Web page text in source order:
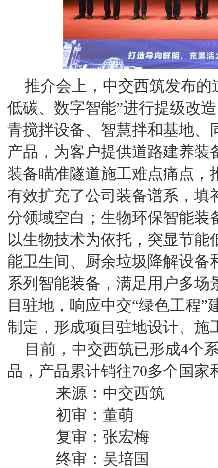
推介会上，中交西筑发布的
低碳、数字智能”进行提级改
青搅拌设备、智慧拌和基地、
产品，为客户提供道路建养装
装备瞄准隧道施工难点痛点，
有效扩充了公司装备谱系，填
分领域空白；生物环保智能装
以生物技术为依托，突显节
能卫生间、厨余垃圾降解设备
系列智能装备，满足用户多场
目驻地，响应中交“绿色工程
制定，形成项目驻地设计、施
目前，中交西筑已形成4个
品，产品累计销往70多个国家
来源：中交西筑
初审：董萌
复审：张宏梅
终审：吴培国